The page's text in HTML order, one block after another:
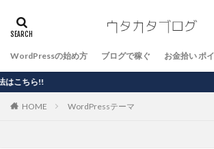
WordPressの始め方 ブログで稼ぐ お金拾い ポ
HOME WordPressテーマ